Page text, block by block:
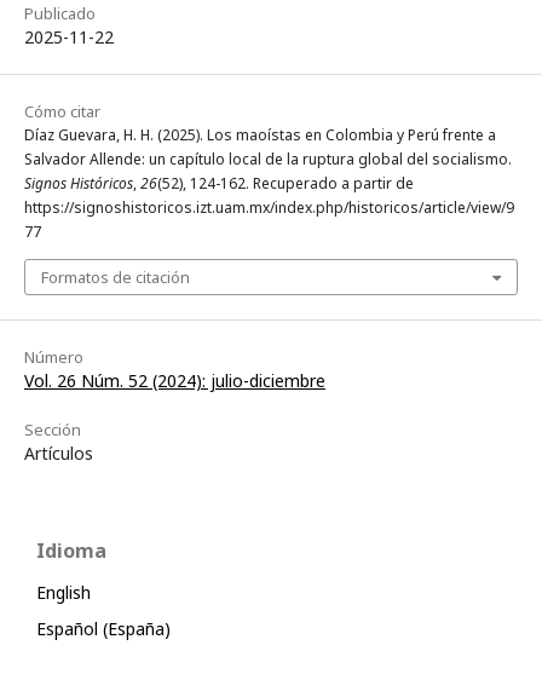
Publicado
2025-11-22
Cómo citar
Díaz Guevara, H. H. (2025). Los maoístas en Colombia y Perú frente a
Salvador Allende: un capítulo local de la ruptura global del socialismo.
Signos Históricos,26(52), 124-162. Recuperado a partir de
https://signoshistoricos.izt.uam.mx/index.php/historicos/article/view/9
77
Formatos de citación
Número
Vol. 26 Núm. 52 (2024): julio-diciembre
Sección
Artículos
Idioma
English
Español (España)